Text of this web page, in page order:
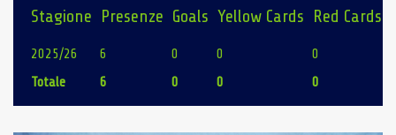
Stagione Presenze Goals Yellow Cards Red Cards
2025/26 6 0 0 0
Totale
6 0 0 0